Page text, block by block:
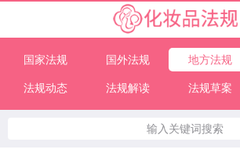
国家法规 国外法规 地方法规
法规动态
法规解读 法规草案
输入关键词搜索